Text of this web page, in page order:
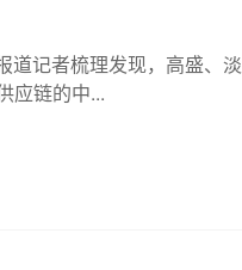
道记者梳理发现，高盛、
应链的中...